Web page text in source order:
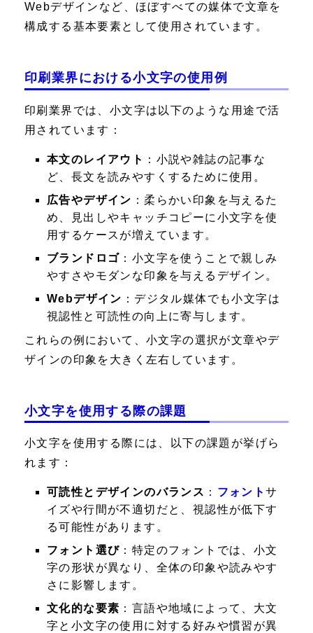
Webデザインなど、ほぼすべての媒体で文章を
構成する基本要素として使用されています。
印刷業界における小文字の使用例
印刷業界では、小文字は以下のような用途で活
用されています：
本文のレイアウト
：小説や雑誌の記事な
ど、長文を読みやすくするために使用。
広告やデザイン ：柔らかい印象を与えるた
め、見出しやキャッチコピーに小文字を使
用するケースが増えています。
ブランドロゴ ：小文字を使うことで親しみ
やすさやモダンな印象を与えるデザイン。
Webデザイン ：デジタル媒体でも小文字は
視認性と可読性の向上に寄与します。
これらの例において、小文字の選択が文章やデ
ザインの印象を大きく左右しています。
小文字を使用する際の課題
小文字を使用する際には、以下の課題が挙げら
れます：
可読性とデザインのバランス ： フォントサ
イズや行間が不適切だと、視認性が低下す
る可能性があります。
フォント選び ：特定のフォントでは、小文
字の形状が異なり、全体の印象や読みやす
さに影響します。
文化的な要素 ：言語や地域によって、大文
字と小文字の使用に対する好みや慣習が異